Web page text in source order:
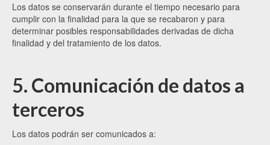
Los datos se conservarán durante el tiempo necesario para
cumplir con la finalidad para la que se recabaron y para
determinar posibles responsabilidades derivadas de dicha
finalidad y del tratamiento de los datos.
5. Comunicación de datos a
terceros
Los datos podrán ser comunicados a: